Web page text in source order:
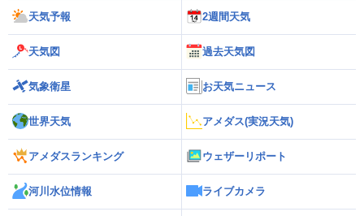
天気予報 2週間天気
天気図 過去天気図
気象衛星 お天気ニュース
世界天気 アメダス(実況天気)
アメダスランキング ウェザーリポート
河川水位情報 ライブカメラ